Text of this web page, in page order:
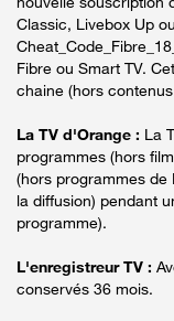
Classic, Livebox Up
Fibre ou Smart TV.
chaine (hors
La TV d'Orange : La
programmes (hors
(hors programmes de
la diffusion) pendant
programme).
L'enregistreur TV :
conservés 36 mois.